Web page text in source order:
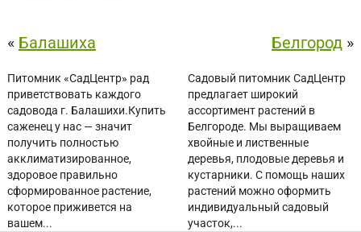
« Балашиха
Питомник «СадЦентр» рад
приветствовать каждого
садовода г. Балашихи.Купить
саженец у нас — значит
получить полностью
акклиматизированное,
здоровое правильно
сформированное растение,
которое приживется на
вашем...
Белгород »
Садовый питомник СадЦентр
предлагает широкий
ассортимент растений в
Белгороде. Мы выращиваем
хвойные и лиственные
деревья, плодовые деревья и
кустарники. С помощь наших
растений можно оформить
индивидуальный садовый
участок,...